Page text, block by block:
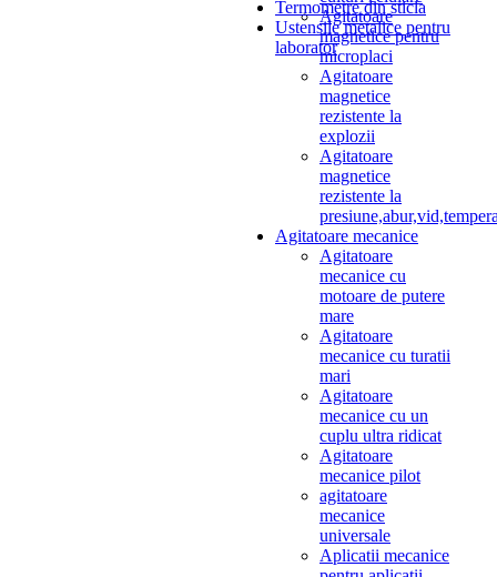
Agitatoare
magnetice pentru
microplaci
Agitatoare
magnetice
rezistente la
explozii
Agitatoare
magnetice
rezistente la
Agitatoare mecanice
Agitatoare
mecanice cu
motoare de putere
mare
Agitatoare
mecanice cu turatii
mari
Agitatoare
mecanice cu un
cuplu ultra ridicat
Agitatoare
mecanice pilot
agitatoare
mecanice
universale
Aplicatii mecanice
Termometre din sticla
Ustensile metalice pentru
laborator